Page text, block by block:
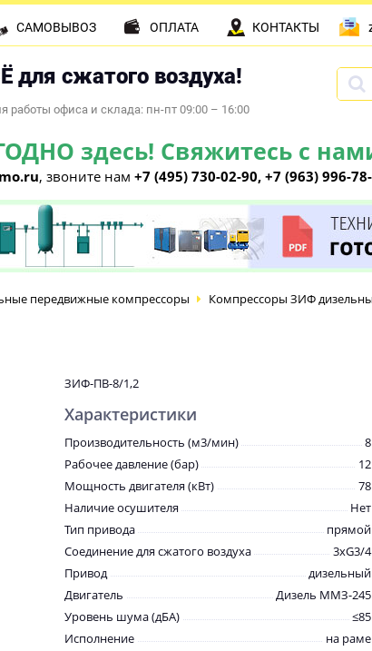
для сжатого воздуха!
работы офиса и склада: пн-пт 09:00 – 16:00
здесь! Свяжитесь с
, звоните нам +7 (495) 730-02-90, +7 (963) 996-
САМОВЫВОЗ ОПЛАТА КОНТАКТЫ
передвижные компрессоры
Компрессоры ЗИФ
ЗИФ-ПВ-8/1,2
Характеристики
Производительность (м3/мин)
8
Рабочее давление (бар)
12
Мощность двигателя (кВт)
78
Наличие осушителя
Нет
Тип привода
прямой
Соединение для сжатого воздуха
3хG3/4
Привод
дизельный
Двигатель
Дизель ММЗ-245
Уровень шума (дБА)
≤85
Исполнение
на раме